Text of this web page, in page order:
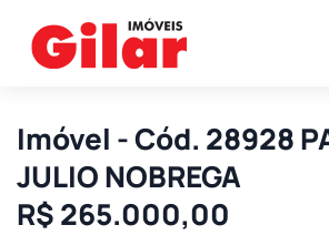
Imóvel - Cód. 28928
JULIO NOBREGA
R$ 265.000,00